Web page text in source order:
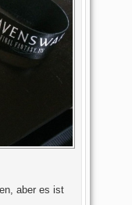
aber es ist